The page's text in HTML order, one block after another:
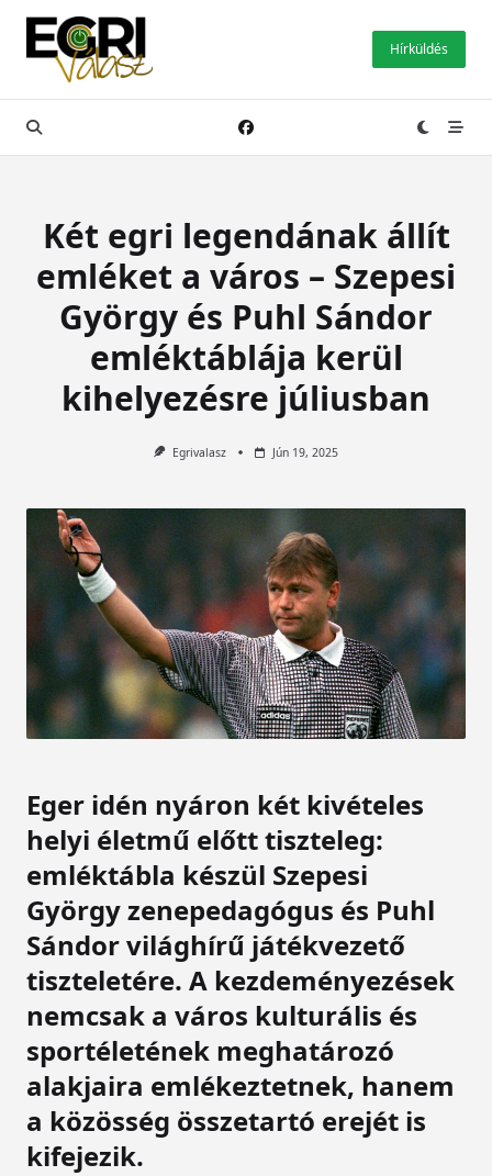
Skip
content
Hírküldés
Két egri legendának állít
emléket a város – Szepesi
György és Puhl Sándor
emléktáblája kerül
kihelyezésre júliusban
Egrivalasz Jún 19, 2025
Eger idén nyáron két kivételes
helyi életmű előtt tiszteleg:
emléktábla készül Szepesi
György zenepedagógus és Puhl
Sándor világhírű játékvezető
tiszteletére. A kezdeményezések
nemcsak a város kulturális és
sportéletének meghatározó
alakjaira emlékeztetnek, hanem
a közösség összetartó erejét is
kifejezik.